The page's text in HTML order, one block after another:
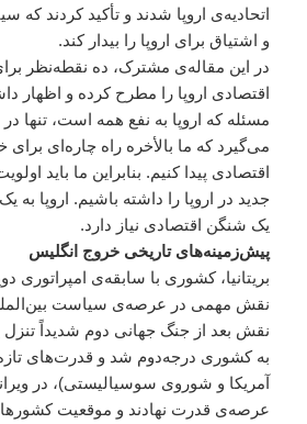
اتحادیه‌ی اروپا شدند و تأکید کردند که
و اشتیاق برای اروپا را بیدار کند.
در این مقاله‌ی مشترک، ده نقطه‌نظر
اقتصادی اروپا را مطرح کرده و اظهار
مسئله که اروپا به نفع همه است، تنها
می‌گیرد که ما بالأخره راه چاره‌ای برای
اقتصادی پیدا کنیم. بنابراین ما باید
جدید در اروپا را داشته باشیم. اروپا
یک شنگن اقتصادی نیاز دارد.
پیش‌زمینه‌های تاریخی خروج انگلیس
بریتانیا، کشوری با سابقه‌ی امپراتوری
نقش مهمی در عرصه‌ی سیاست
نقش بعد از جنگ جهانی دوم شدیداً تنزل
به کشوری درجه‌دوم شد و قدرت‌های
آمریکا و شوروی سوسیالیستی)، در
عرصه‌ی قدرت نهادند و موقعیت